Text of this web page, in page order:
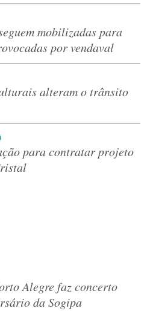
mobilizadas para
por vendaval
alteram o trânsito
para contratar projeto
Alegre faz concerto
da Sogipa